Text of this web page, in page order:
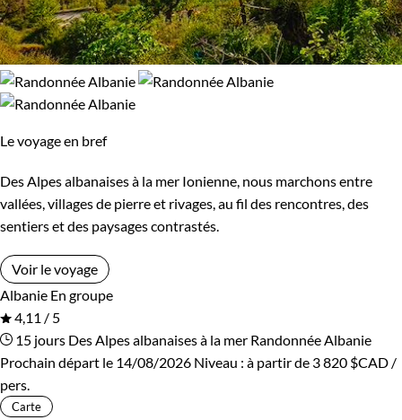
Le voyage en bref
Des Alpes albanaises à la mer Ionienne, nous marchons entre
vallées, villages de pierre et rivages, au fil des rencontres, des
sentiers et des paysages contrastés.
Voir le voyage
Albanie En groupe
4,11 / 5
15 jours Des Alpes albanaises à la mer Randonnée Albanie
Prochain départ le 14/08/2026 Niveau : à partir de 3 820 $CAD /
pers.
Carte